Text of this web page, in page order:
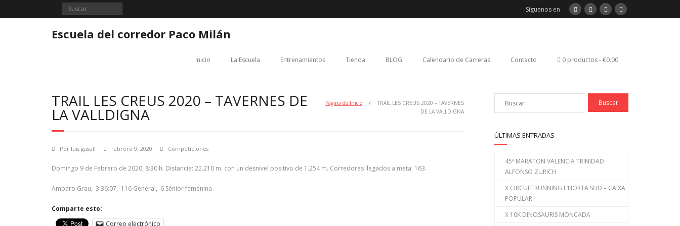
Síguenos en
Escuela del corredor Paco Milán
Inicio La Escuela Entrenamientos Tienda BLOG Calendario de Carreras Contacto 0 productos €0.00
TRAIL LES CREUS 2020 – TAVERNES DE
LA VALLDIGNA
Página de Inicio /
TRAIL LES CREUS 2020 – TAVERNES
DE LA VALLDIGNA
Por luis gasull febrero 9, 2020 Competiciones
Domingo 9 de Febrero de 2020, 8:30 h. Distancia: 22.210 m. con un desnivel positivo de 1.254 m. Corredores llegados a meta: 163.
Amparo Grau, 3:36:07, 116 General, 6 Sénior femenina
Comparte esto:
Correo electrónico
ÚLTIMAS ENTRADAS
45º MARATON VALENCIA TRINIDAD
ALFONSO ZURICH
X CIRCUIT RUNNING L’HORTA SUD – CAIXA
POPULAR
X 10K DINOSAURIS MONCADA